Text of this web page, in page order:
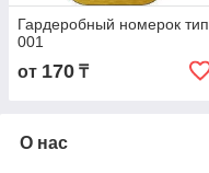
Гардеробный номерок тип
001
от 170 ₸
О нас